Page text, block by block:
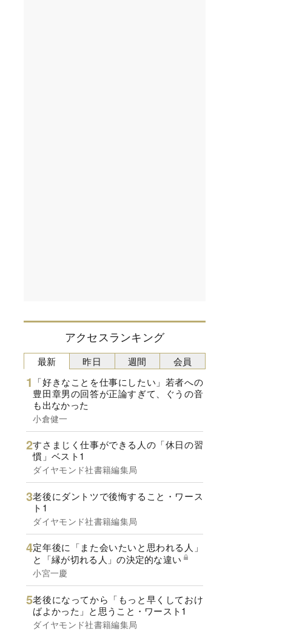
アクセスランキング
最新
「好きなことを仕事にしたい」若者への
豊田章男の回答が正論すぎて、ぐうの音
も出なかった
小倉健一
すさまじく仕事ができる人の「休日の習
慣」ベスト1
ダイヤモンド社書籍編集局
老後にダントツで後悔すること・ワース
ト1
ダイヤモンド社書籍編集局
定年後に「また会いたいと思われる人」
と「縁が切れる人」の決定的な違い
小宮一慶
老後になってから「もっと早くしておけ
ばよかった」と思うこと・ワースト1
ダイヤモンド社書籍編集局
昨日 週間 会員